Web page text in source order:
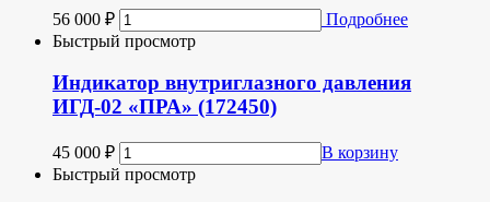
56 000 ₽
Подробнее
Быстрый просмотр
Индикатор внутриглазного давления
ИГД-02 «ПРА» (172450)
45 000 ₽
В корзину
Быстрый просмотр